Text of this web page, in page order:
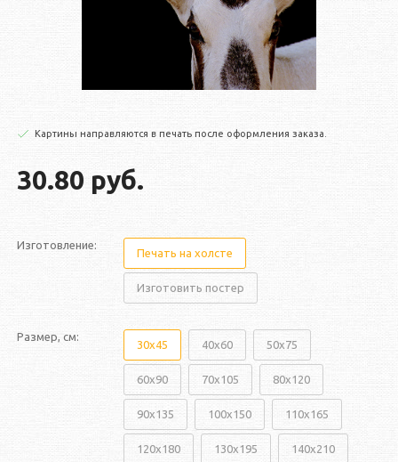
Картины направляются в печать после оформления заказа.
30.80 руб.
Изготовление:
Печать на холсте
Изготовить постер
Размер, см:
30x45 40x60 50x75
60x90 70x105 80x120
90x135 100x150 110x165
120x180 130x195 140x210